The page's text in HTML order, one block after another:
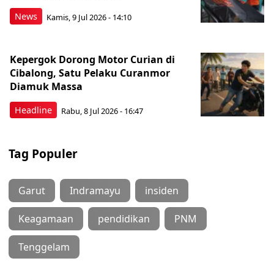
News Kamis, 9 Jul 2026 - 14:10
Headline
Kepergok Dorong Motor Curian di
Cibalong, Satu Pelaku Curanmor
Diamuk Massa
Rabu, 8 Jul 2026 - 16:47
Tag Populer
Garut Indramayu insiden
Keagamaan pendidikan PNM
Tenggelam